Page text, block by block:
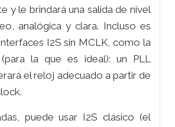
y le brindará una salida de nivel
analógica y clara. Incluso es
I2S sin MCLK, como la
la que es ideal): un PLL
el reloj adecuado a partir de
puede usar I2S clásico (el